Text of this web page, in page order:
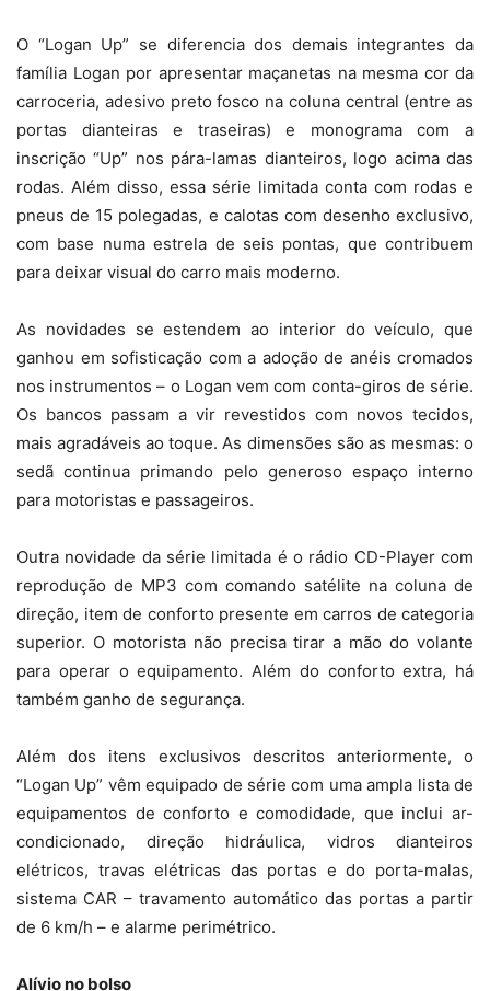
O “Logan Up” se diferencia dos demais integrantes da
família Logan por apresentar maçanetas na mesma cor da
carroceria, adesivo preto fosco na coluna central (entre as
portas dianteiras e traseiras) e monograma com a
inscrição “Up” nos pára-lamas dianteiros, logo acima das
rodas. Além disso, essa série limitada conta com rodas e
pneus de 15 polegadas, e calotas com desenho exclusivo,
com base numa estrela de seis pontas, que contribuem
para deixar visual do carro mais moderno.
As novidades se estendem ao interior do veículo, que
ganhou em sofisticação com a adoção de anéis cromados
nos instrumentos – o Logan vem com conta-giros de série.
Os bancos passam a vir revestidos com novos tecidos,
mais agradáveis ao toque. As dimensões são as mesmas: o
sedã continua primando pelo generoso espaço interno
para motoristas e passageiros.
Outra novidade da série limitada é o rádio CD-Player com
reprodução de MP3 com comando satélite na coluna de
direção, item de conforto presente em carros de categoria
superior. O motorista não precisa tirar a mão do volante
para operar o equipamento. Além do conforto extra, há
também ganho de segurança.
Além dos itens exclusivos descritos anteriormente, o
“Logan Up” vêm equipado de série com uma ampla lista de
equipamentos de conforto e comodidade, que inclui ar-
condicionado, direção hidráulica, vidros dianteiros
elétricos, travas elétricas das portas e do porta-malas,
sistema CAR – travamento automático das portas a partir
de 6 km/h – e alarme perimétrico.
Alívio no bolso